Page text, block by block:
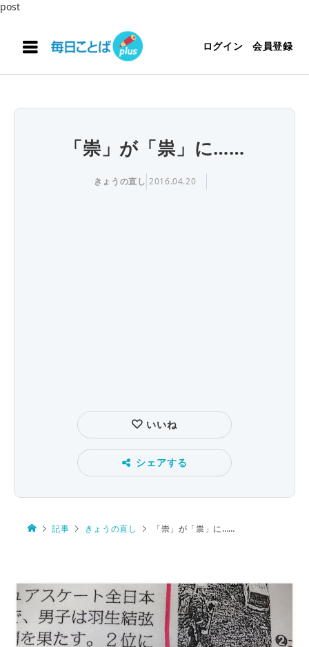
post
ログイン 会員登録
「崇」が「祟」に……
きょうの直し 2016.04.20
いいね
シェアする
記事 きょうの直し 「崇」が「祟」に……